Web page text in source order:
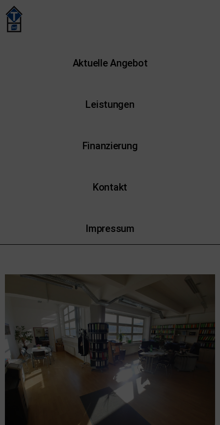
Aktuelle Angebot
Leistungen
Finanzierung
Kontakt
Impressum